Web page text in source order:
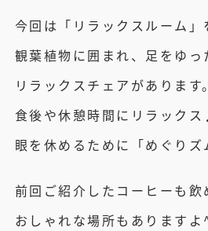
今回は「リラックスルーム」
観葉植物に囲まれ、足をゆっ
リラックスチェアがあります。
食後や休憩時間にリラックス
眼を休めるために「めぐりズ
前回ご紹介したコーヒーも飲
おしゃれな場所もあります